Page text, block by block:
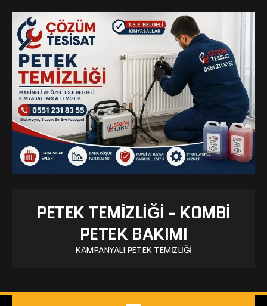
PETEK TEMIZLIĞI - KOMBI
PETEK BAKIMI
KAMPANYALI PETEK TEMIZLIĞI